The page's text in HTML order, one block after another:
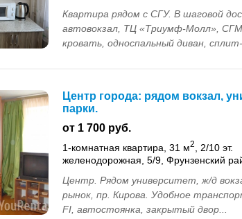
Квартира рядом с СГУ. В шаговой
автовокзал, ТЦ «Триумф-Молл»,
кровать, односпальный диван,
Центр города: рядом вокзал,
парки.
от 1 700 руб.
1-комнатная квартира, 31 м2
, 2/10 эт.
желенодорожная, 5/9, Фрунзенский
Центр. Рядом университет, ж/д
рынок, пр. Кирова. Удобное
FI, автостоянка, закрытый двор...